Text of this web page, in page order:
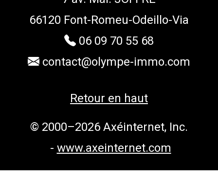
66120 Font-Romeu-Odeillo-Via
06 09 70 55 68
contact@olympe-immo.com
Retour en haut
© 2000–2026 Axéinternet, Inc.
- www.axeinternet.com